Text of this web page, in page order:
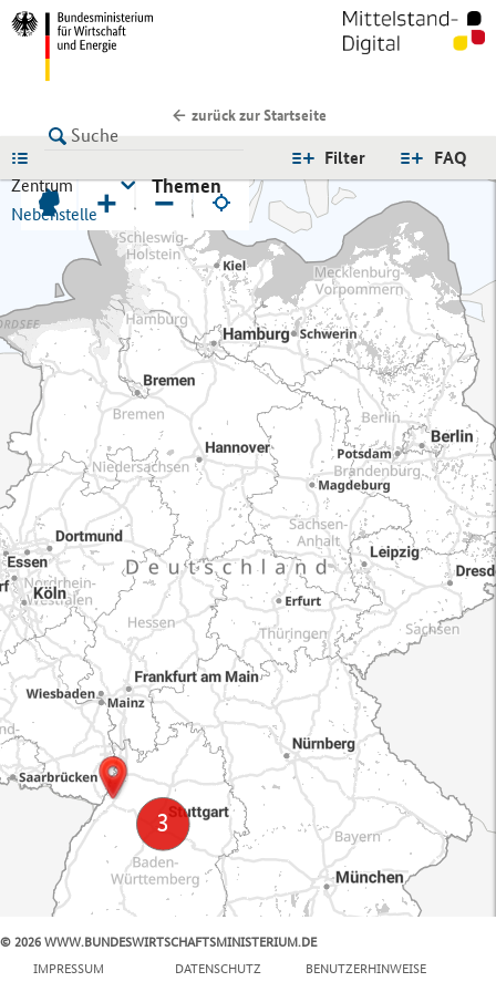
zurück zur Startseite
FAQ
Filter
Zentrum
Nebenstelle
Themen
+ −
© 2026 WWW.BUNDESWIRTSCHAFTSMINISTERIUM.DE
IMPRESSUM
DATENSCHUTZ BENUTZERHINWEISE